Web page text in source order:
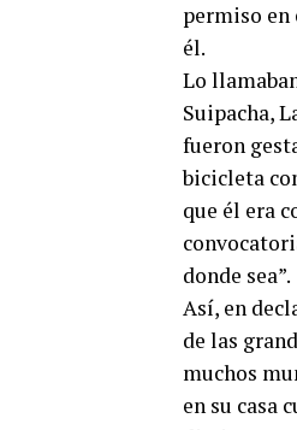
permiso en
él.
Lo
Suipacha,
fueron
bicicleta
que él era
donde sea”.
Así, en
de las
muchos
en su casa